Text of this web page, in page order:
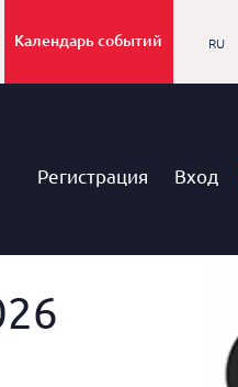
Календарь событий RU
Регистрация Вход